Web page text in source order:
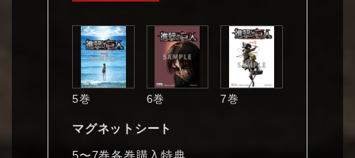
5巻 6巻 7巻
マグネットシート